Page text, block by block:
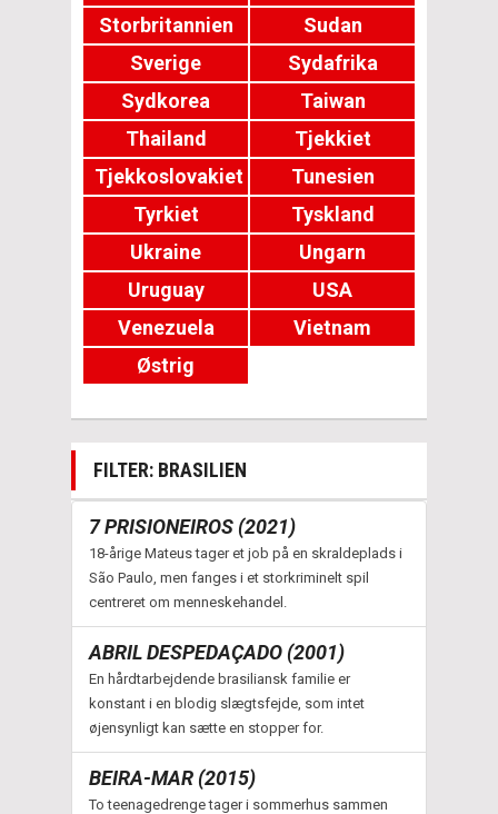
Storbritannien
Sudan
Sverige
Sydafrika
Sydkorea
Taiwan
Thailand
Tjekkiet
Tjekkoslovakiet
Tunesien
Tyrkiet
Tyskland
Ukraine
Ungarn
Uruguay
USA
Venezuela
Vietnam
Østrig
FILTER: BRASILIEN
7 PRISIONEIROS (2021)
18-årige Mateus tager et job på en skraldeplads i
São Paulo, men fanges i et storkriminelt spil
centreret om menneskehandel.
ABRIL DESPEDAÇADO (2001)
En hårdtarbejdende brasiliansk familie er
konstant i en blodig slægtsfejde, som intet
øjensynligt kan sætte en stopper for.
BEIRA-MAR (2015)
To teenagedrenge tager i sommerhus sammen